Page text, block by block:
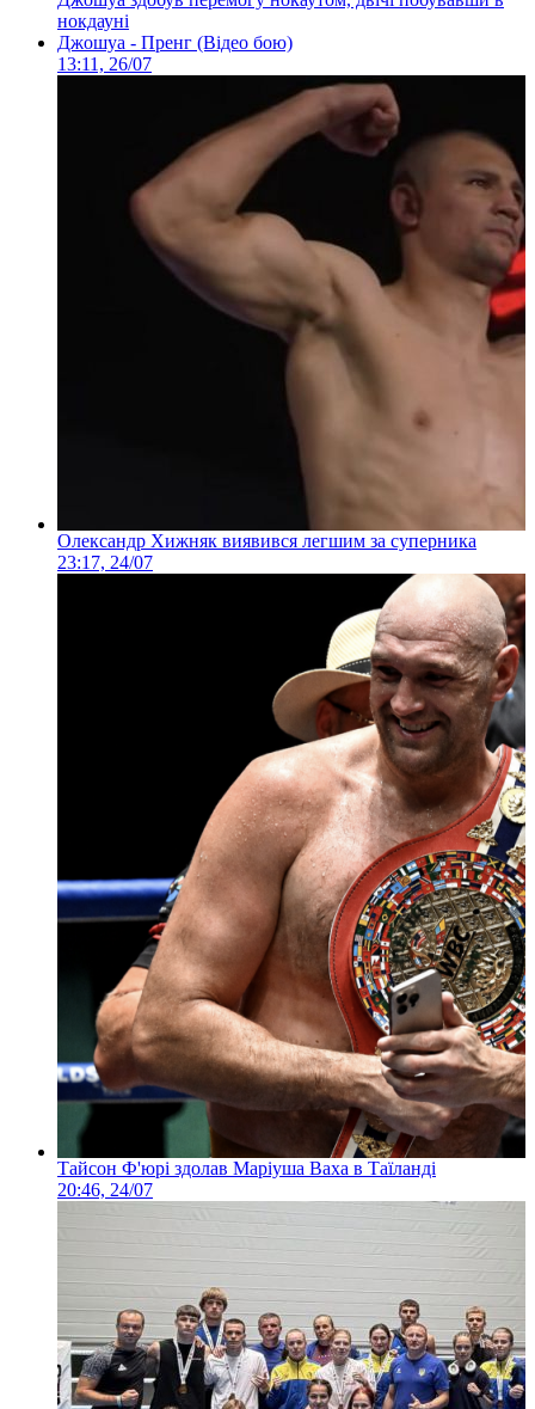
нокдауні
Джошуа - Пренг (Відео бою)
13:11, 26/07
Олександр Хижняк виявився легшим за суперника
23:17, 24/07
Тайсон Ф'юрі здолав Маріуша Ваха в Таїланді
20:46, 24/07